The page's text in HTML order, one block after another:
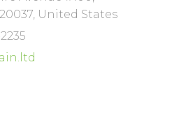
United States